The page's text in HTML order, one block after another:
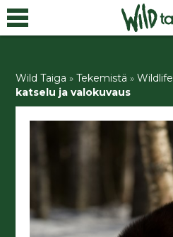
Wild Taiga »Tekemistä »Wildlife
katselu ja valokuvaus